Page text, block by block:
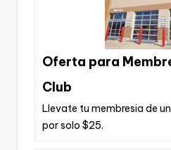
Oferta para
Club
Llevate tu membresia de
por solo $25.